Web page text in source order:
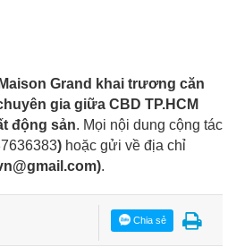
Grand khai trương căn
gia giữa CBD TP.HCM
động sản. Mọi nội dung cộng tác
) hoặc gửi về địa chỉ
).
Chia sẻ